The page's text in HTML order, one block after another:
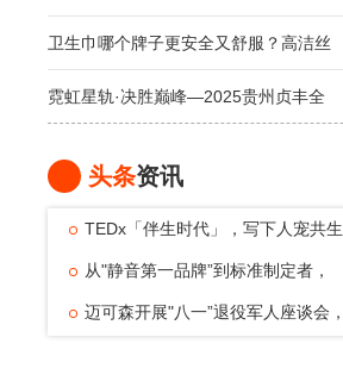
卫生巾哪个牌子更安全又舒服？高洁丝
霓虹星轨·决胜巅峰—2025贵州贞丰全
头条资讯
TEDx「伴生时代」，写下人宠共生
的温暖注脚
从"静音第一品牌”到标准制定者，
TATA木门四
迈可森开展"八一”退役军人座谈会，